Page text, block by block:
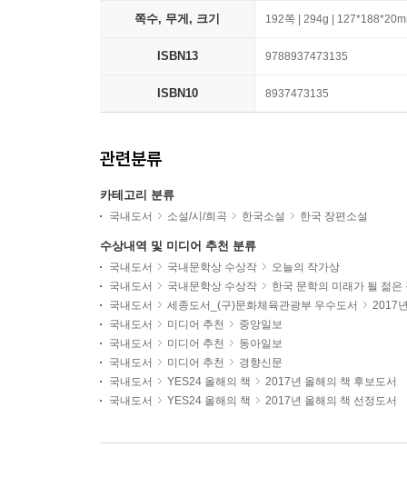
쪽수, 무게, 크기 192쪽 | 294g |
ISBN13 9788937473135
ISBN10 8937473135
관련분류
카테고리 분류
국내도서 소설/시/희곡 한국소설 한국 장편소설
수상내역 및 미디어 추천 분류
국내도서 국내문학상 수상작
오늘의 작가상
국내도서
국내문학상 수상작
한국 문학의 미래가 될 젊은
국내도서
세종도서_(구)문화체육관광부 우수도서
2017
국내도서
미디어 추천
중앙일보
국내도서
미디어 추천
동아일보
국내도서
미디어 추천
경향신문
국내도서
YES24 올해의 책
2017년 올해의 책 후보도서
국내도서
YES24 올해의 책 2017년 올해의 책 선정도서